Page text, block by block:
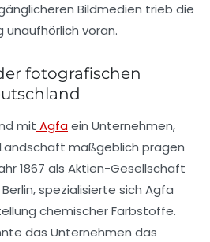
Bildmedien trieb die
unaufhörlich voran.
fotografischen
mit Agfaein Unternehmen,
maßgeblich prägen
1867 als Aktien-Gesellschaft
spezialisierte sich Agfa
chemischer Farbstoffe.
das Unternehmen das